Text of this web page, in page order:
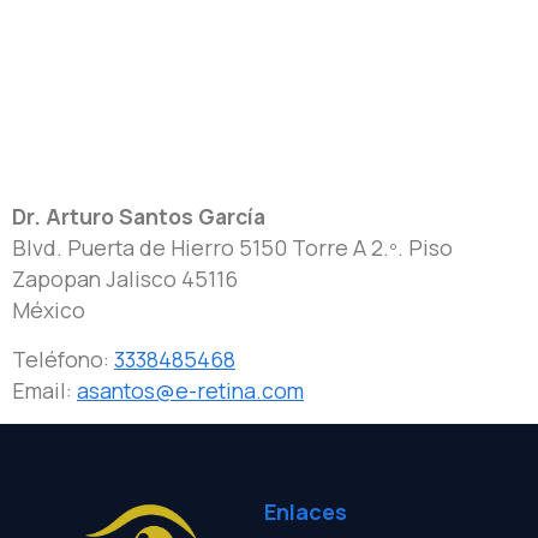
Dr. Arturo Santos García
Blvd. Puerta de Hierro 5150 Torre A 2.º. Piso
Zapopan Jalisco 45116
México
Teléfono: 3338485468
Email: asantos@e-retina.com
Enlaces